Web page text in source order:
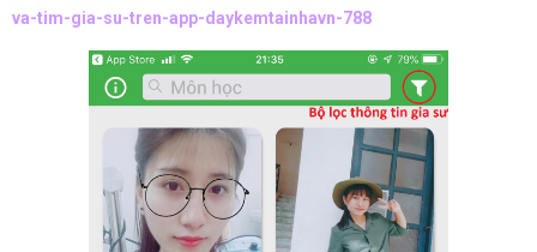
va-tim-gia-su-tren-app-daykemtainhavn-788